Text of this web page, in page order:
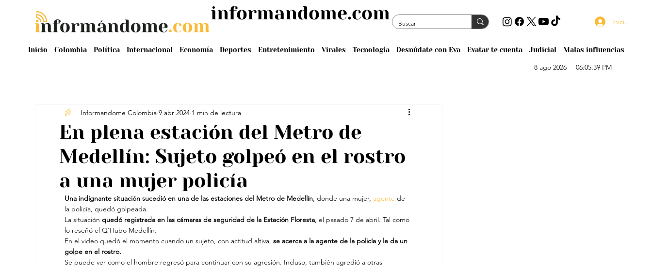
Inicio Colombia Política Internacional Economía Deportes Entretenimiento Virales Tecnología Desnúdate con Eva Evatar te cuenta Judicial Malas influencias
Iniciar sesión
8 ago 2026 06:05:39 PM
informandome.com
En plena estación del Metro de
Medellín: Sujeto golpeó en el rostro
a una mujer policía
Informandome Colombia 9 abr 2024 1 min de lectura
Una indignante situación sucedió en una de las estaciones del Metro de Medellín, donde una mujer, agente de
la policía, quedó golpeada.
La situación quedó registrada en las cámaras de seguridad de la Estación Floresta, el pasado 7 de abril. Tal como
lo reseñó el Q’Hubo Medellín.
En el video quedó el momento cuando un sujeto, con actitud altiva, se acerca a la agente de la policía y le da un
golpe en el rostro.
Se puede ver como el hombre regresó para continuar con su agresión. Incluso, también agredió a otras